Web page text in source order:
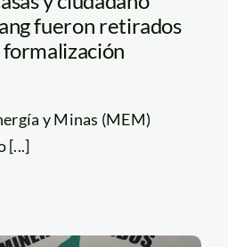
fueron retirados
y Minas (MEM)
[...]